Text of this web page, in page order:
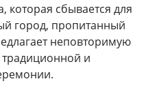
которая сбывается для
город, пропитанный
неповторимую
и